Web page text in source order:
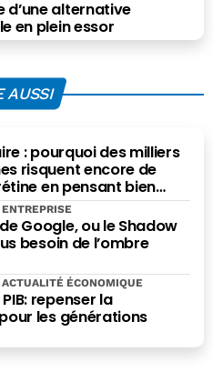
d’une alternative
en plein essor
AUSSI
: pourquoi des milliers
risquent encore de
en pensant bien
Google, ou le Shadow
besoin de l’ombre
ENTREPRISE
repenser la
les générations
ACTUALITÉ ÉCONOMIQUE